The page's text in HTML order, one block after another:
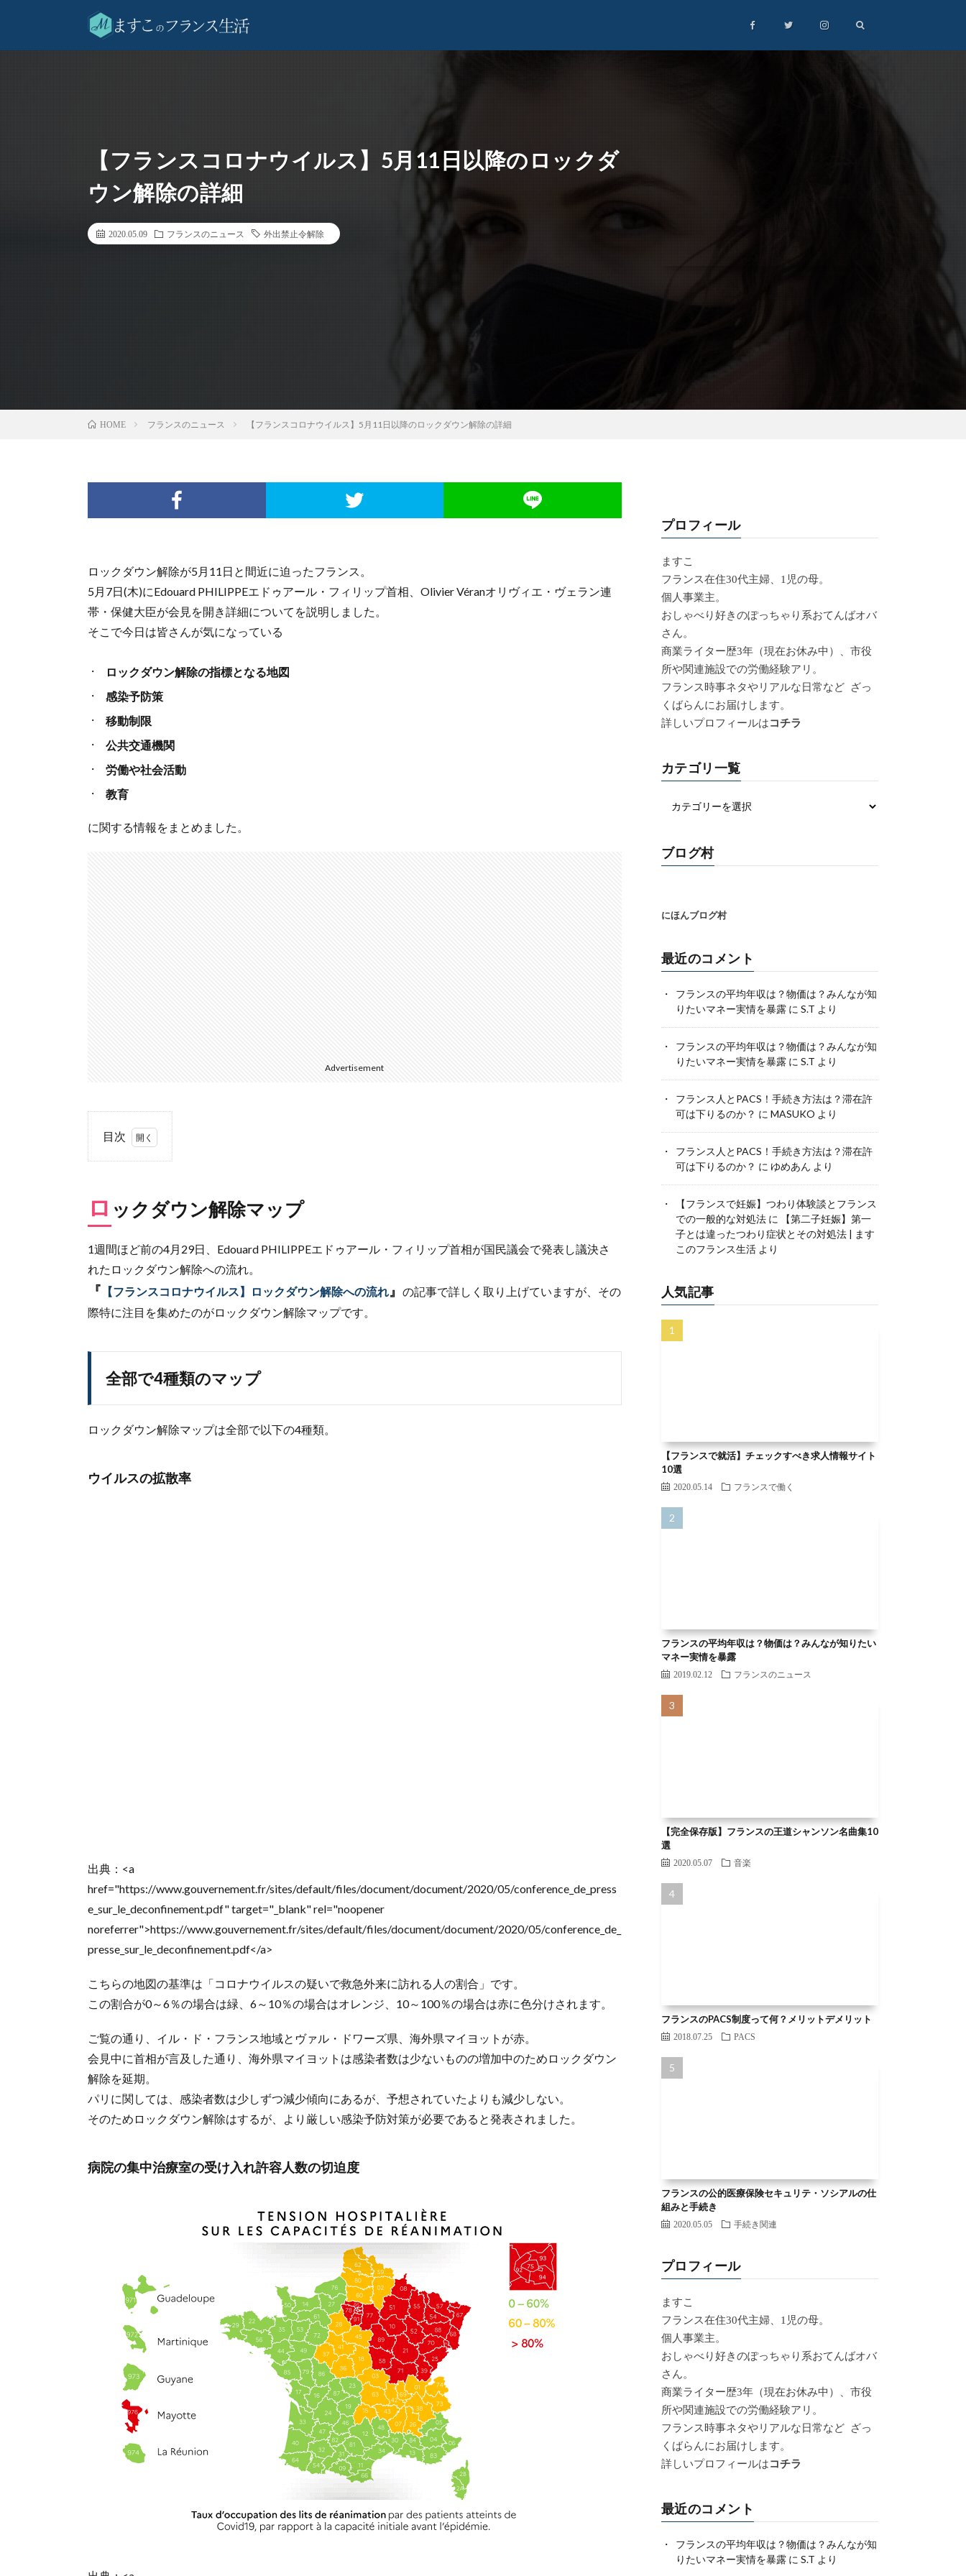
【フランスコロナウイルス】5月11日以降のロックダ
ウン解除の詳細
2020.05.09 フランスのニュース 外出禁止令解除
HOME フランスのニュース 【フランスコロナウイルス】5月11日以降のロックダウン解除の詳細
ロックダウン解除が5月11日と間近に迫ったフランス。
5月7日(木)にEdouard PHILIPPEエドゥアール・フィリップ首相、Olivier Véranオリヴィエ・ヴェラン連
帯・保健大臣が会見を開き詳細についてを説明しました。
そこで今日は皆さんが気になっている
ロックダウン解除の指標となる地図
感染予防策
移動制限
公共交通機関
労働や社会活動
教育
に関する情報をまとめました。
Advertisement
目次
1.
ク
ダ
ン
解
除
マ
ッ
1.1.
全部
で4種
プ
ウイル
スの拡
ドゾ
ーン
とグ
リー
ンゾ
ン、
違う
の？
感
染
予
防
対
策
マス
ク
ある
場合
2.3.
感染
者と
した
場合
2.4.
医療
機関
受診
ロ ックダウン解除マップ
1週間ほど前の4月29日、Edouard PHILIPPEエドゥアール・フィリップ首相が国民議会で発表し議決さ
れたロックダウン解除への流れ。
『 【フランスコロナウイルス】ロックダウン解除への流れ』 の記事で詳しく取り上げていますが、その
際特に注目を集めたのがロックダウン解除マップです。
全部で4種類のマップ
ロックダウン解除マップは全部で以下の4種類。
ウイルスの拡散率
出典：<a
href="https://www.gouvernement.fr/sites/default/files/document/document/2020/05/conference_de_press
e_sur_le_deconfinement.pdf" target="_blank" rel="noopener
noreferrer">https://www.gouvernement.fr/sites/default/files/document/document/2020/05/conference_de_
presse_sur_le_deconfinement.pdf</a>
こちらの地図の基準は「コロナウイルスの疑いで救急外来に訪れる人の割合」です。
この割合が0～6％の場合は緑、6～10％の場合はオレンジ、10～100％の場合は赤に色分けされます。
ご覧の通り、イル・ド・フランス地域とヴァル・ドワーズ県、海外県マイヨットが赤。
会見中に首相が言及した通り、海外県マイヨットは感染者数は少ないものの増加中のためロックダウン
解除を延期。
パリに関しては、感染者数は少しずつ減少傾向にあるが、予想されていたよりも減少しない。
そのためロックダウン解除はするが、より厳しい感染予防対策が必要であると発表されました。
病院の集中治療室の受け入れ許容人数の切迫度
プロフィール
ますこ
フランス在住30代主婦、1児の母。
個人事業主。
おしゃべり好きのぽっちゃり系おてんばオバ
さん。
商業ライター歴3年（現在お休み中）、市役
所や関連施設での労働経験アリ。
フランス時事ネタやリアルな日常など ざっ
くばらんにお届けします。
詳しいプロフィールはコチラ
カテゴリ一覧
ブログ村
りたいマネー実情を暴露 にS.Tより
りたいマネー実情を暴露 にS.Tより
可は下りるのか？に MASUKOより
可は下りるのか？に ゆめあん より
での一般的な対処法 に【第二子妊娠】第一
子とは違ったつわり症状とその対処法 | ます
このフランス生活 より
【フランスで就活】チェックすべき求人情報サイト
10選
2020.05.14
フランスの平均年収は？物価は？みんなが知りたい
マネー実情を暴露
2019.02.12 フランスのニュース
【完全保存版】フランスの王道シャンソン名曲集10
選
フランスのPACS制度って何？メリットデメリット
2018.07.25 PACS
フランスの公的医療保険セキュリテ・ソシアルの仕
組みと手続き
2020.05.05
フランス在住30代主婦、1児の母。
個人事業主。
おしゃべり好きのぽっちゃり系おてんばオバ
さん。
商業ライター歴3年（現在お休み中）、市役
所や関連施設での労働経験アリ。
フランス時事ネタやリアルな日常など ざっ
くばらんにお届けします。
詳しいプロフィールは コチラ
りたいマネー実情を暴露 にS.Tより